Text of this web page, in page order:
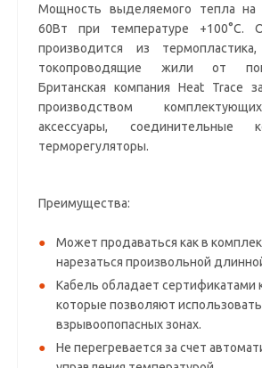
Мощность выделяемого тепла на
60Вт при температуре +100°С.
производится из
токопроводящие жили от
Британская компания Heat Trace
производством
аксессуары, соединительные
терморегуляторы.
Преимущества:
Может продаваться как в
нарезаться произвольной
Кабель обладает сертификатами
которые позволяют использовать
взрывоопопасных зонах.
Не перегревается за счет